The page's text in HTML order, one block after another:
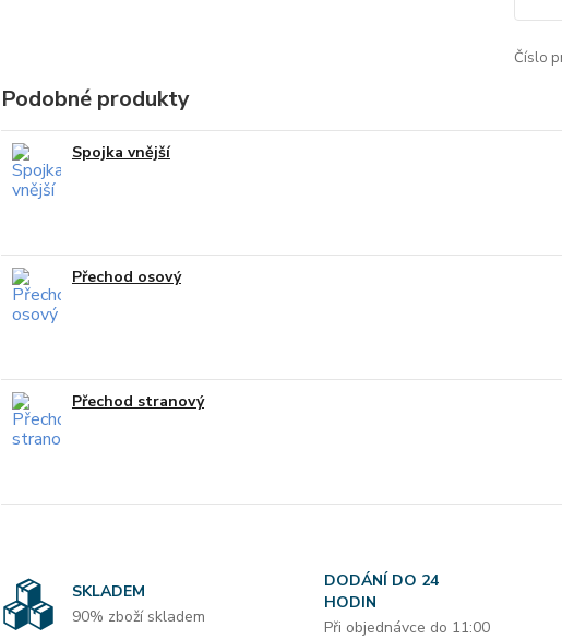
Číslo
Podobné produkty
Spojka vnější
Přechod osový
Přechod stranový
SKLADEM
90% zboží skladem
DODÁNÍ DO 24
HODIN
Při objednávce do 11:00